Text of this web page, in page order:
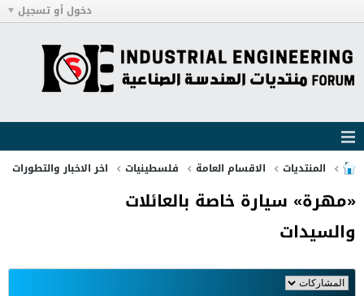
دخول أو تسجيل
المنتديات الاقسام العامة فلسطينيات اخر الاخبار والتطورات
«مهرة» سيارة خاصة بالعائلات
والسيدات